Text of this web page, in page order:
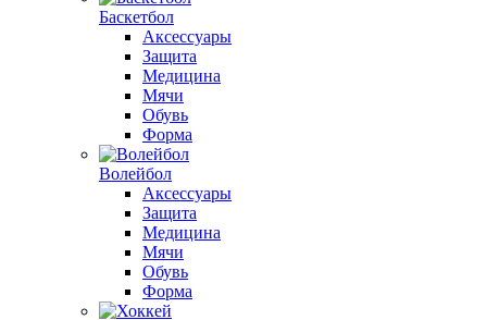
Баскетбол
Аксессуары
Защита
Медицина
Мячи
Обувь
Форма
Волейбол
Аксессуары
Защита
Медицина
Мячи
Обувь
Форма